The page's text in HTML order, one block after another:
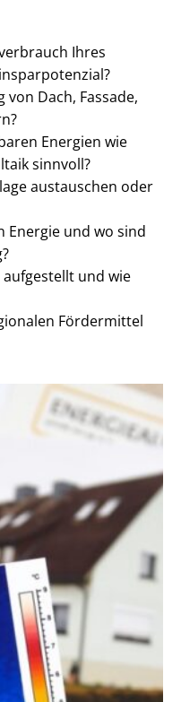
Ihres
Dach, Fassade,
Energien wie
sinnvoll?
austauschen oder
Energie und wo sind
und wie
Fördermittel